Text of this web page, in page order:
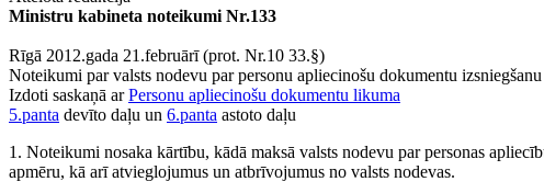
Ministru kabineta noteikumi Nr.133
Rīgā 2012.gada 21.februārī (prot. Nr.10 33.§)
Noteikumi par valsts nodevu par personu apliecinošu dokumentu izsniegšanu
Izdoti saskaņā arPersonu apliecinošu dokumentu likuma
5.panta devīto daļu un 6.panta astoto daļu
1. Noteikumi nosaka kārtību, kādā maksā valsts nodevu par personas
apmēru, kā arī atvieglojumus un atbrīvojumus no valsts nodevas.